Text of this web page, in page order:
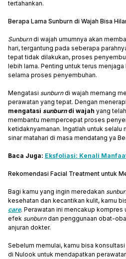
tertahankan.
Berapa Lama Sunburn di Wajah Bisa
Sunburndi wajah umumnya akan
hari, tergantung pada seberapa
tepat tidak dilakukan, proses
lebih lama. Penting untuk terus
selama proses penyembuhan.
Mengatasi sunburndi wajah memang
perawatan yang tepat. Dengan
mengatasi sunburn di wajah yang
membantu mempercepat proses
ketidaknyamanan. Ingatlah untuk selalu
sinar matahari di masa mendatang ya
Baca Juga: Eksfoliasi: Kenali
Rekomendasi Facial Treatment untuk
Bagi kamu yang ingin meredakan
kesehatan dan kecantikan kulit, kamu
care. Perawatan ini mencakup kompres
efek sunburndan penggunaan obat-
anjuran dokter.
Sebelum memulai, kamu bisa
di Nulook untuk mendapatkan